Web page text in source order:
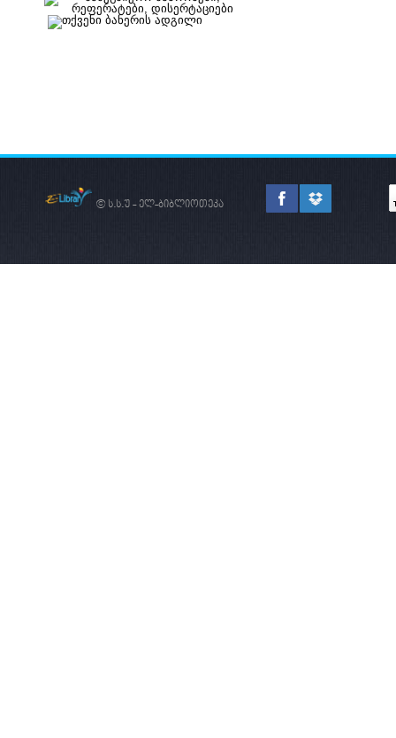
© ს.ს.უ - ელ-ბიბლიოთეკა